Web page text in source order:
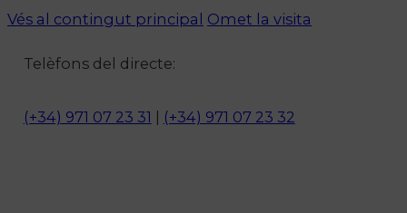
Vés al contingut principal Omet la visita
Telèfons del directe:
(+34) 971 07 23 31 (+34) 971 07 23 32
OCI